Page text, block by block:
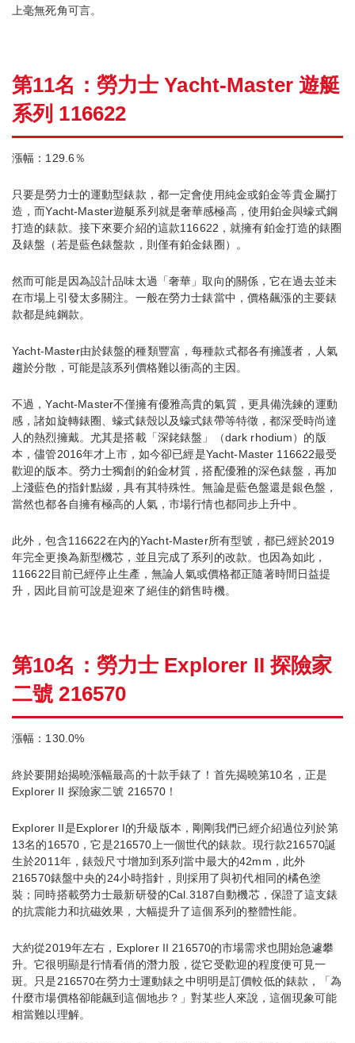
上毫無死角可言。
第11名：勞力士 Yacht-Master 遊艇
系列 116622
漲幅：129.6％
只要是勞力士的運動型錶款，都一定會使用純金或鉑金等貴金屬打
造，而Yacht-Master遊艇系列就是奢華感極高，使用鉑金與蠔式鋼
打造的錶款。接下來要介紹的這款116622，就擁有鉑金打造的錶圈
及錶盤（若是藍色錶盤款，則僅有鉑金錶圈）。
然而可能是因為設計品味太過「奢華」取向的關係，它在過去並未
在市場上引發太多關注。一般在勞力士錶當中，價格飆漲的主要錶
款都是純鋼款。
Yacht-Master由於錶盤的種類豐富，每種款式都各有擁護者，人氣
趨於分散，可能是該系列價格難以衝高的主因。
不過，Yacht-Master不僅擁有優雅高貴的氣質，更具備洗鍊的運動
感，諸如旋轉錶圈、蠔式錶殼以及蠔式錶帶等特徵，都深受時尚達
人的熱烈擁戴。尤其是搭載「深銠錶盤」（dark rhodium）的版
本，儘管2016年才上市，如今卻已經是Yacht-Master 116622最受
歡迎的版本。勞力士獨創的鉑金材質，搭配優雅的深色錶盤，再加
上淺藍色的指針點綴，具有其特殊性。無論是藍色盤還是銀色盤，
當然也都各自擁有極高的人氣，市場行情也都同步上升中。
此外，包含116622在內的Yacht-Master所有型號，都已經於2019
年完全更換為新型機芯，並且完成了系列的改款。也因為如此，
116622目前已經停止生產，無論人氣或價格都正隨著時間日益提
升，因此目前可說是迎來了絕佳的銷售時機。
第10名：勞力士 Explorer II 探險家
二號 216570
漲幅：130.0%
終於要開始揭曉漲幅最高的十款手錶了！首先揭曉第10名，正是
Explorer II 探險家二號 216570！
Explorer II是Explorer I的升級版本，剛剛我們已經介紹過位列於第
13名的16570，它是216570上一個世代的錶款。現行款216570誕
生於2011年，錶殼尺寸增加到系列當中最大的42mm，此外
216570錶盤中央的24小時指針，則採用了與初代相同的橘色塗
裝；同時搭載勞力士最新研發的Cal.3187自動機芯，保證了這支錶
的抗震能力和抗磁效果，大幅提升了這個系列的整體性能。
大約從2019年左右，Explorer II 216570的市場需求也開始急遽攀
升。它很明顯是行情看俏的潛力股，從它受歡迎的程度便可見一
斑。只是216570在勞力士運動錶之中明明是訂價較低的錶款，「為
什麼市場價格卻能飆到這個地步？」對某些人來說，這個現象可能
相當難以理解。